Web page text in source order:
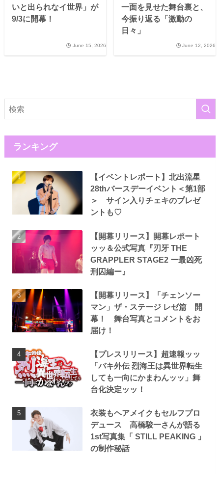
いと出られなイ世界」が
9/3に開幕！
June 15, 2026
一面を見せた舞台裏と、
今振り返る「激動の
日々」
June 12, 2026
ランキング
【イベントレポート】北出流星
28thバースデーイベント＜第1部
＞ サイン入りチェキのプレゼ
ントも♡
【開幕リリース】開幕レポート
ッッ＆公式写真『刃牙 THE
GRAPPLER STAGE2 ー最凶死
刑囚編ー』
【開幕リリース】「チェンソー
マン」ザ・ステージ レゼ篇 開
幕！ 舞台写真とコメントをお
届け！
【プレスリリース】超速報ッッ
「バキ外伝 烈海王は異世界転生
しても一向にかまわんッッ」舞
台化決定ッッ！
衣装もヘアメイクもセルフプロ
デュース 高橋駿一さんが語る
1st写真集「 STILL PEAKING 」
の制作秘話